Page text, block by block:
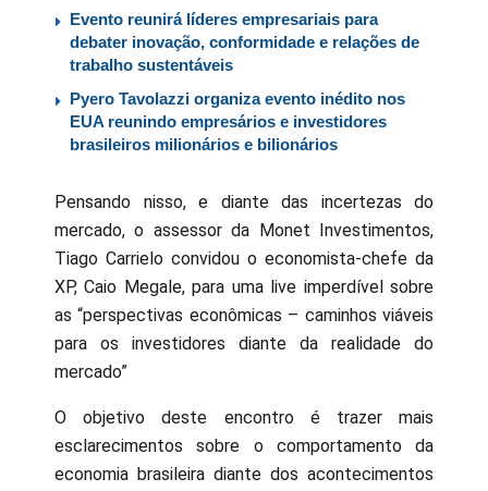
Evento reunirá líderes empresariais para
debater inovação, conformidade e relações de
trabalho sustentáveis
Pyero Tavolazzi organiza evento inédito nos
EUA reunindo empresários e investidores
brasileiros milionários e bilionários
Pensando nisso, e diante das incertezas do
mercado, o assessor da Monet Investimentos,
Tiago Carrielo convidou o economista-chefe da
XP, Caio Megale, para uma live imperdível sobre
as “perspectivas econômicas – caminhos viáveis
para os investidores diante da realidade do
mercado”
O objetivo deste encontro é trazer mais
esclarecimentos sobre o comportamento da
economia brasileira diante dos acontecimentos